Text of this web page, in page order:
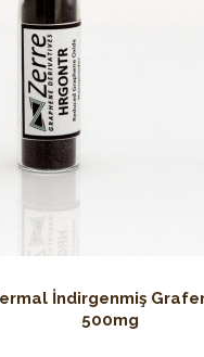
İndirgenmiş
500mg